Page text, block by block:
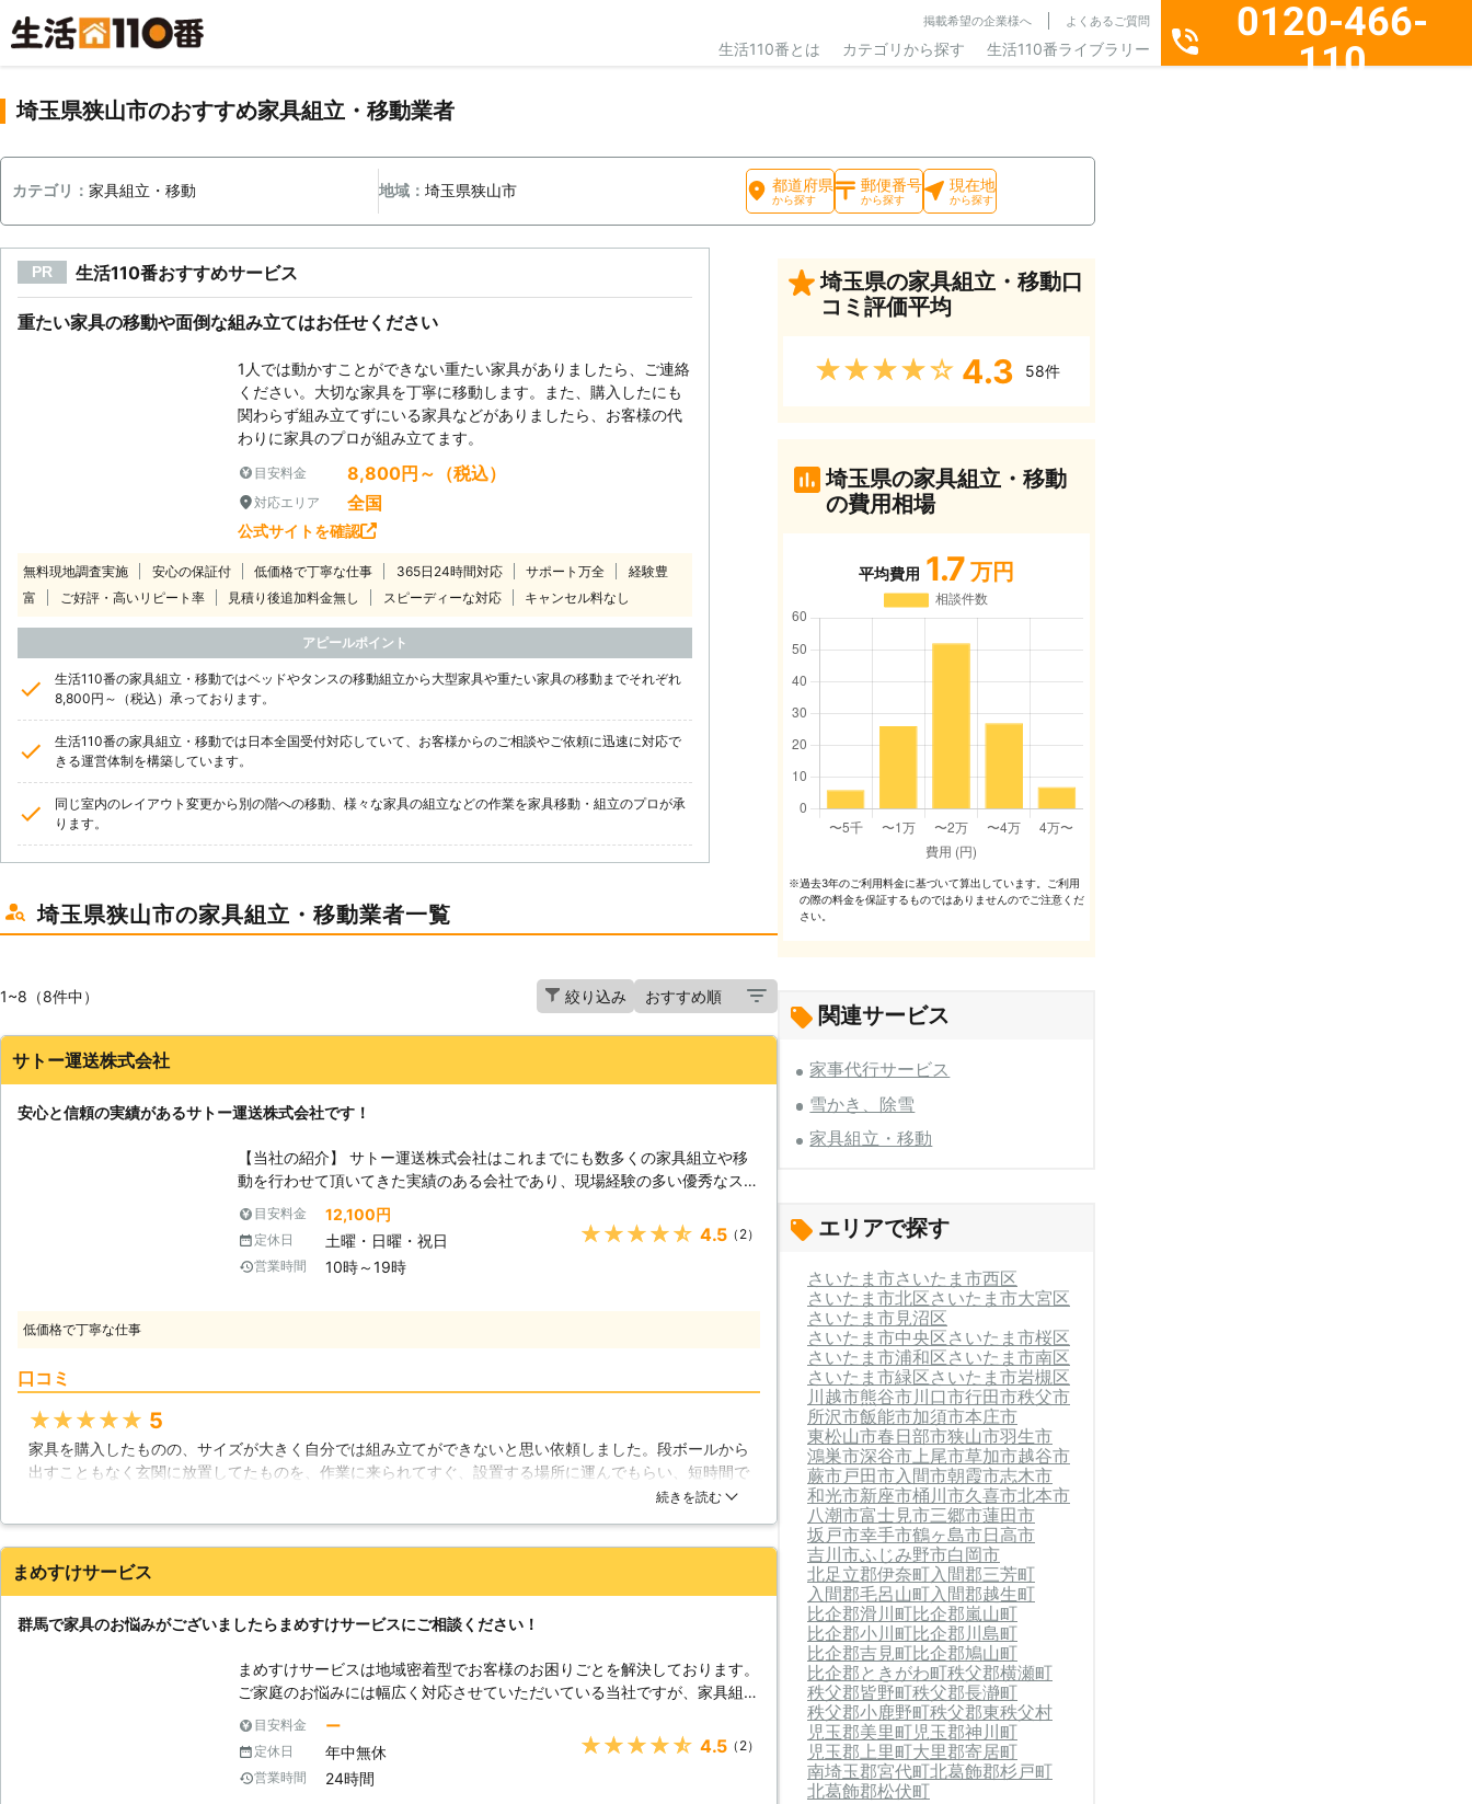
掲載希望の企業様へ よくあるご質問
生活110番とは カテゴリから探す 生活110番ライブラリー
0120-466-
110
埼玉県狭山市のおすすめ家具組立・移動業者
カテゴリ： 家具組立・移動 地域：埼玉県狭山市 都道府県
から探す
郵便番号
から探す
現在地
から探す
PR 生活110番おすすめサービス
重たい家具の移動や面倒な組み立てはお任せください
1人では動かすことができない重たい家具がありましたら、ご連絡
ください。大切な家具を丁寧に移動します。また、購入したにも
関わらず組み立てずにいる家具などがありましたら、お客様の代
わりに家具のプロが組み立てます。
目安料金 8,800円～（税込）
対応エリア 全国
公式サイトを確認
無料現地調査実施 安心の保証付 低価格で丁寧な仕事 365日24時間対応 サポート万全
経験豊
富
ご好評・高いリピート率 見積り後追加料金無し スピーディーな対応 キャンセル料なし
アピールポイント
生活110番の家具組立・移動ではベッドやタンスの移動組立から大型家具や重たい家具の移動までそれぞれ
8,800円～（税込）承っております。
生活110番の家具組立・移動では日本全国受付対応していて、お客様からのご相談やご依頼に迅速に対応で
きる運営体制を構築しています。
同じ室内のレイアウト変更から別の階への移動、様々な家具の組立などの作業を家具移動・組立のプロが承
ります。
埼玉県狭山市の家具組立・移動業者一覧
1~8（8件中） 絞り込み
サトー運送株式会社
安心と信頼の実績があるサトー運送株式会社です！
【当社の紹介】 サトー運送株式会社はこれまでにも数多くの家具組立や移
動を行わせて頂いてきた実績のある会社であり、現場経験の多い優秀なスタ
ッフが揃っております。親しみやすいサービスをご用意してお客様満足度の
高い作業を提供させて頂きますので、お気軽にご相談ください。 【複雑な
家具が増えています】 時代の進化に伴い、家具などの日用品も年々複雑な
構造の家具などが増えている傾向があります。非常に利便性が高い事から素
させて頂いているのです。 【思い出深い家具】 家具は家具でも、思い出の
り、粗末に扱ってしまえば大きな後悔となってしまうのではないでしょう
か。そんなお悩みを持つお方にも、私たちが全力でサポートさせて頂きま
目安料金 12,100円
定休日 土曜・日曜・祝日
営業時間 10時～19時
★★★★★ 4.5（2）
低価格で丁寧な仕事
口コミ
★★★★★ 5
家具を購入したものの、サイズが大きく自分では組み立てができないと思い依頼しました。段ボールから
出すこともなく玄関に放置してたものを、作業に来られてすぐ、設置する場所に運んでもらい、短時間で
組み立てが完了しました。作業に入る時や終了後もしっかり声をかけてくださり、丁寧な言葉使いだった
東京都 練馬区 2016年12月11日
続きを読む
まめすけサービス
群馬で家具のお悩みがございましたらまめすけサービスにご相談ください！
まめすけサービスは地域密着型でお客様のお困りごとを解決しております。
ご家庭のお悩みには幅広く対応させていただいている当社ですが、家具組立
や家具移動といった精密かつ力作業となる場合でも、お客様のご要望に応じ
て、徹底サポートさせていただきます。経験豊富なスタッフを派遣し、お客
様には高品質のサービスをお届けしておりますので、群馬でお困りごとがあ
りましたら、まずは当社にご連絡下さい。お客様に代わってお困りごとを解
目安料金 ー
定休日 年中無休
営業時間 24時間
★★★★★ 4.5（2）
埼玉県の家具組立・移動口
コミ評価平均
★★★★★ 4.3 58件
埼玉県の家具組立・移動
の費用相場
平均費用 1.7 万円
※過去3年のご利⽤料⾦に基づいて算出しています。ご利⽤
の際の料⾦を保証するものではありませんのでご注意くだ
さい。
関連サービス
家事代行サービス
雪かき、除雪
家具組立・移動
エリアで探す
さいたま市さいたま市西区
さいたま市北区さいたま市大宮区
さいたま市見沼区
さいたま市中央区さいたま市桜区
さいたま市浦和区さいたま市南区
さいたま市緑区さいたま市岩槻区
川越市熊谷市川口市行田市秩父市
所沢市飯能市加須市本庄市
東松山市春日部市狭山市羽生市
鴻巣市深谷市上尾市草加市越谷市
蕨市戸田市入間市朝霞市志木市
和光市新座市桶川市久喜市北本市
八潮市富士見市三郷市蓮田市
坂戸市幸手市鶴ヶ島市日高市
吉川市ふじみ野市白岡市
北足立郡伊奈町入間郡三芳町
入間郡毛呂山町入間郡越生町
比企郡滑川町比企郡嵐山町
比企郡小川町比企郡川島町
比企郡吉見町比企郡鳩山町
比企郡ときがわ町秩父郡横瀬町
秩父郡皆野町秩父郡長瀞町
秩父郡小鹿野町秩父郡東秩父村
児玉郡美里町児玉郡神川町
児玉郡上里町大里郡寄居町
南埼玉郡宮代町北葛飾郡杉戸町
北葛飾郡松伏町